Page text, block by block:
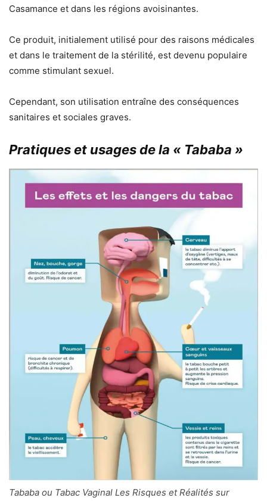
Casamance et dans les régions avoisinantes.
Ce produit, initialement utilisé pour des raisons médicales
et dans le traitement de la stérilité, est devenu populaire
comme stimulant sexuel.
Cependant, son utilisation entraîne des conséquences
sanitaires et sociales graves.
Pratiques et usages de la « Tababa »
Tababa ou Tabac Vaginal Les Risques et Réalités sur